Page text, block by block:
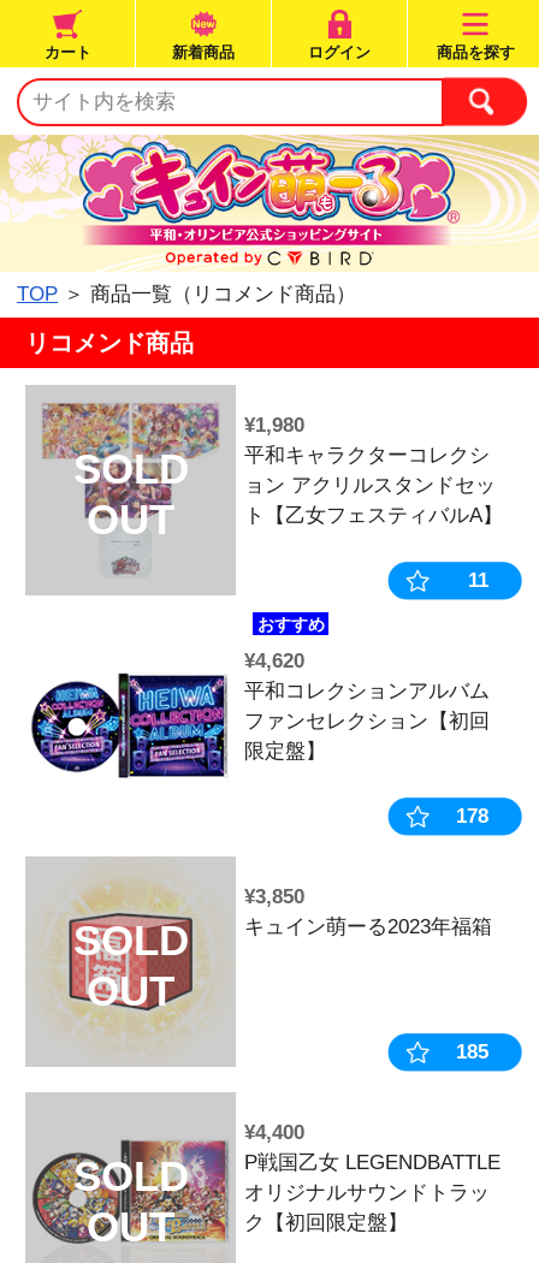
カート 新着商品 ログイン
TOP＞ 商品一覧（リコメンド商品）
リコメンド商品
SOLD
OUT
¥1,980
ョン アクリ
ト【乙女フェ
¥4,620
ファンセレ
限定盤】